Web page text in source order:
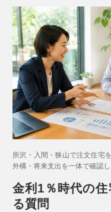
所沢・入間・狭山で注文住宅
外構・将来支出を一体で確認し
金利1％時代の
る質問